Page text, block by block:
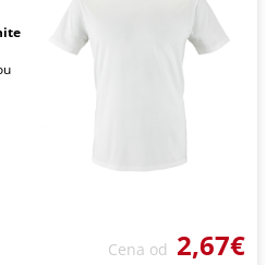
Cena od 2,67€